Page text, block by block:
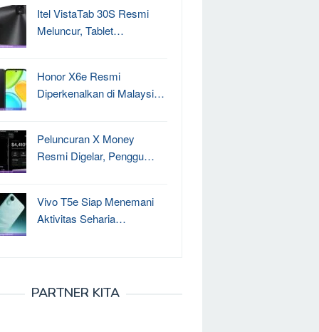
Itel VistaTab 30S Resmi
Meluncur, Tablet…
Honor X6e Resmi
Diperkenalkan di Malaysi…
Peluncuran X Money
Resmi Digelar, Penggu…
Vivo T5e Siap Menemani
Aktivitas Seharia…
PARTNER KITA